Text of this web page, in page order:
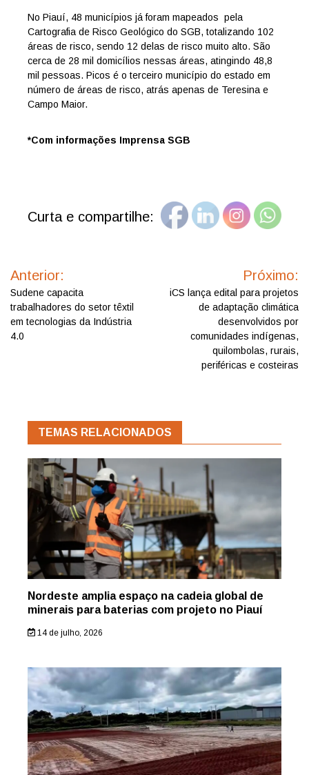
No Piauí, 48 municípios já foram mapeados pela
Cartografia de Risco Geológico do SGB, totalizando 102
áreas de risco, sendo 12 delas de risco muito alto. São
cerca de 28 mil domicílios nessas áreas, atingindo 48,8
mil pessoas. Picos é o terceiro município do estado em
número de áreas de risco, atrás apenas de Teresina e
Campo Maior.
*Com informações Imprensa SGB
Curta e compartilhe:
de
Anterior:
Sudene capacita
trabalhadores do setor têxtil
em tecnologias da Indústria
4.0
Próximo:
iCS lança edital para projetos
de adaptação climática
desenvolvidos por
comunidades indígenas,
quilombolas, rurais,
periféricas e costeiras
TEMAS RELACIONADOS
Nordeste amplia espaço na cadeia global de
minerais para baterias com projeto no Piauí
14 de julho, 2026